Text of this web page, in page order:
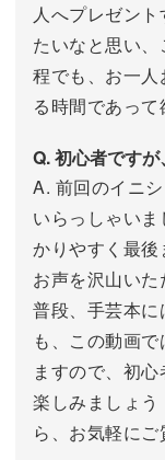
人へプレゼン
たいなと思い
程でも、お一
る時間であって
Q. 初心者です
A. 前回のイニ
いらっしゃい
かりやすく最後
お声を沢山いた
普段、手芸本
も、この動画
ますので、初
楽しみましょ
ら、お気軽にご